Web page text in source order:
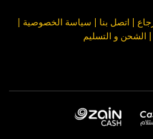
| اتصل بنا | سياسة الخصوصية |
| الشحن و التسليم